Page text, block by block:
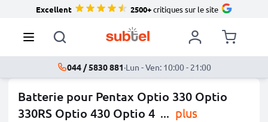
Excellent 2500+critiques sur le site
044 / 5830 881·Lun - Ven: 10:00 - 21:00
Batterie pour Pentax Optio 330 Optio
330RS Optio 430 Optio 4 ... plus